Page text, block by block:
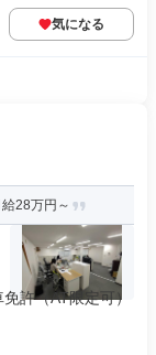
気になる
28万円～
許（AT限定可）